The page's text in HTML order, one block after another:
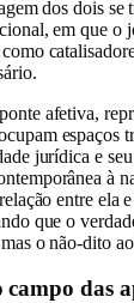
dos dois se
em que o
afetiva,
espaços
jurídica e
à
entre ela
que o
o não-dito
das